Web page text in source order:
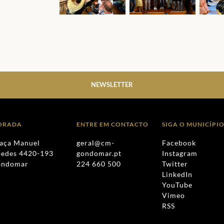
NEWSLETTER
Manuel
4420-193
ENTRE EM CONTACTO
geral@cm-
gondomar.pt
224 660 500
SIGA O MUNICÍPIO
Facebook
Instagram
Twitter
LinkedIn
YouTube
Vimeo
RSS